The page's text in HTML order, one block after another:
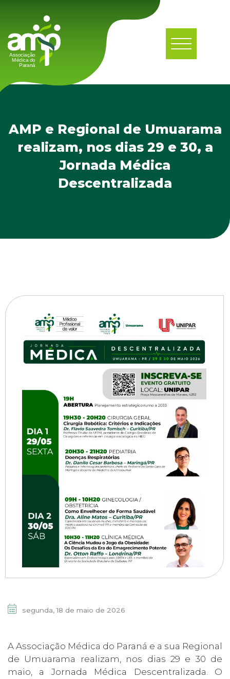
AMP e Regional de Umuarama
realizam, nos dias 29 e 30, a
Jornada Médica
Descentralizada
segunda, 18 de maio de 2026
A Associação Médica do Paraná e a sua Regional
de Umuarama realizam, nos dias 29 e 30 de
maio, a Jornada Médica Descentralizada. O